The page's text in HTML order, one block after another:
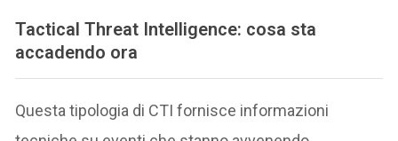
Tactical Threat Intelligence: cosa sta
accadendo ora
Questa tipologia di CTI fornisce informazioni